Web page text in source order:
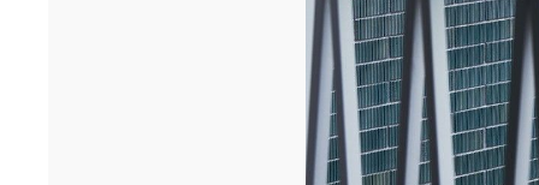
inaugurés sous le signe de la fidél...[...]